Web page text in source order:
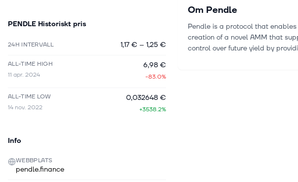
PENDLE Historiskt pris
24H INTERVALL 1,17 € – 1,25 €
ALL-TIME HIGH
11 apr. 2024
6,98 €
-83.0%
ALL-TIME LOW
14 nov. 2022
0,032648 €
+3538.2%
Info
WEBBPLATS
pendle.finance
Om Pendle
Pendle is a protocol that
creation of a novel AMM that
control over future yield by